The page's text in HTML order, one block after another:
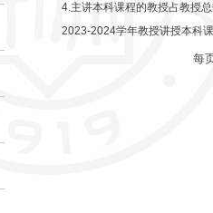
4.主讲本科课程的教授占教授
2023-2024学年教授讲授本科
每